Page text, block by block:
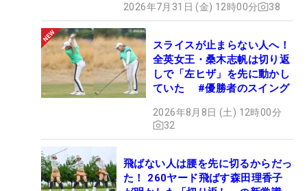
2026年7月31日 (金) 12時00分 38
スライスが止まらない人へ！
全英女王・桑木志帆は切り返
しで「左ヒザ」を先に動かし
ていた #優勝者のスイング
2026年8月8日 (土) 12時00分
32
飛ばない人は腰を先に切るからだっ
た！ 260ヤード飛ばす森田理香子